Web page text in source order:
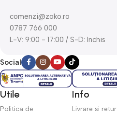
comenzi@zoko.ro
0787 766 000
L-V: 9:00 - 17:00 / S-D: Inchis
Social
Utile
Politica de
Info
Livrare si retur